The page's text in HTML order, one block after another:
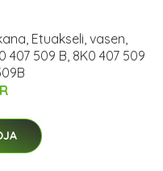
Etuakseli, vasen,
407 509 B, 8K0 407 509